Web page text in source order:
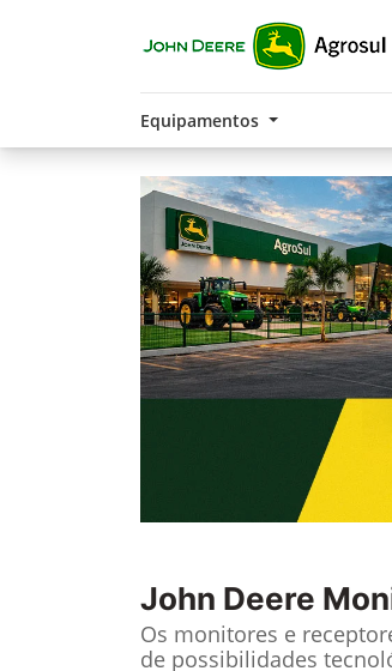
Equipamentos
John Deere
Os monitores e
de possibilidades